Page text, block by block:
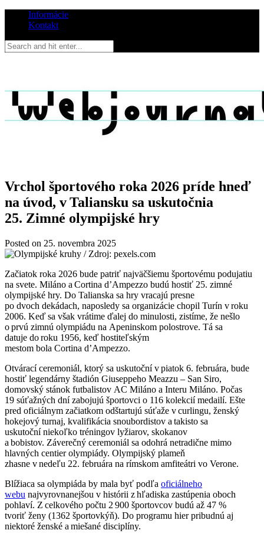
Informácie
Kontakt
Vrchol športového roka 2026 príde hneď
na úvod, v Taliansku sa uskutočnia
25. Zimné olympijské hry
Posted on 25. novembra 2025
Začiatok roka 2026 bude patriť najväčšiemu športovému podujatiu
na svete. Miláno a Cortina d’Ampezzo budú hostiť 25. zimné
olympijské hry. Do Talianska sa hry vracajú presne
po dvoch dekádach, naposledy sa organizácie chopil Turín v roku
2006. Keď sa však vrátime ďalej do minulosti, zistíme, že nešlo
o prvú zimnú olympiádu na Apeninskom polostrove. Tá sa
datuje do roku 1956, keď hostiteľským
mestom bola Cortina d’Ampezzo.
Otvárací ceremoniál, ktorý sa uskutoční v piatok 6. februára, bude
hostiť legendárny štadión Giuseppeho Meazzu – San Siro,
domovský stánok futbalistov AC Miláno a Interu Miláno. Počas
19 súťažných dní zabojujú športovci o 116 kolekcií medailí. Ešte
pred oficiálnym začiatkom odštartujú súťaže v curlingu, ženský
hokejový turnaj, kvalifikácia snoubordistov a takisto sa
uskutoční niekoľko tréningov lyžiarov, skokanov
a bobistov. Záverečný ceremoniál sa odohrá netradične mimo
hlavných centier olympiády. Olympijský plameň
zhasne v nedeľu 22. februára na rímskom amfiteátri vo Verone.
Blížiaca sa olympiáda by mala byť podľa oficiálneho
webu najvyrovnanejšou v histórii z hľadiska zastúpenia oboch
pohlaví. Z celkového počtu 2 900 športovcov budú až 47 %
tvoriť ženy (1362 športovkýň). Do programu hier pribudnú aj
niektoré ženské a miešané disciplíny.